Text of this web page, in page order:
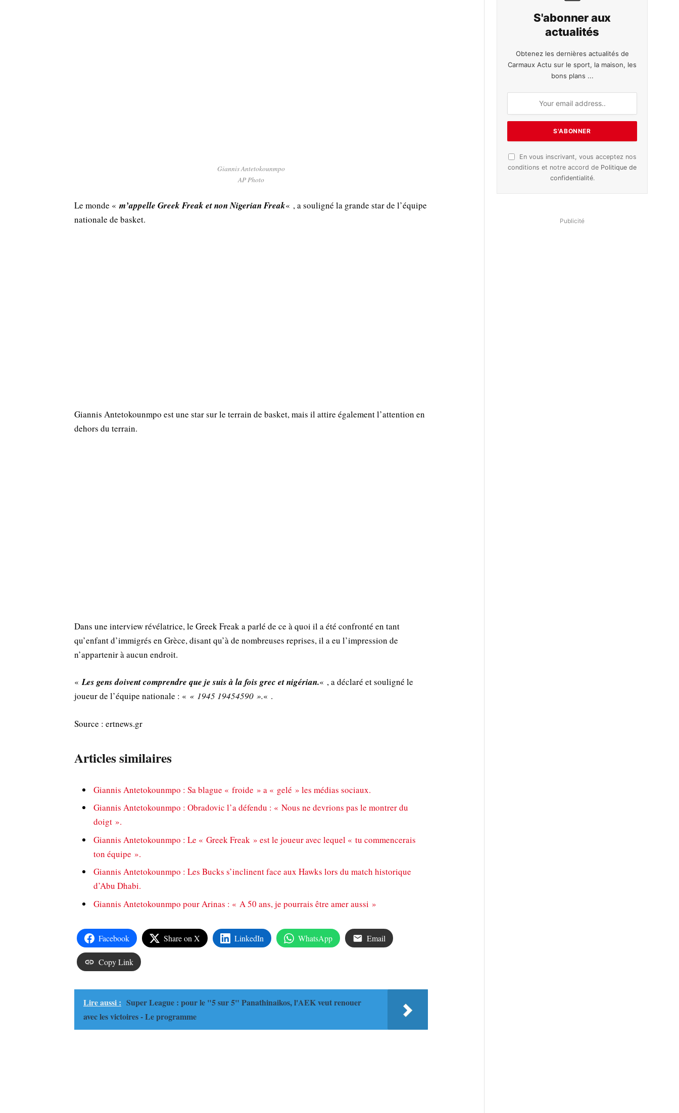
Giannis Antetokounmpo
AP Photo
Le monde «m’appelle Greek Freak et non Nigerian Freak« , a souligné la grande star de l’équipe
nationale de basket.
Giannis Antetokounmpo est une star sur le terrain de basket, mais il attire également l’attention en
dehors du terrain.
Dans une interview révélatrice, le Greek Freak a parlé de ce à quoi il a été confronté en tant
qu’enfant d’immigrés en Grèce, disant qu’à de nombreuses reprises, il a eu l’impression de
n’appartenir à aucun endroit.
«Les gens doivent comprendre que je suis à la fois grec et nigérian.« , a déclaré et souligné le
joueur de l’équipe nationale : « « 1945 19454590 ».« .
Source : ertnews.gr
Articles similaires
Giannis Antetokounmpo : Sa blague « froide » a « gelé » les médias sociaux.
Giannis Antetokounmpo : Obradovic l’a défendu : « Nous ne devrions pas le montrer du
doigt ».
Giannis Antetokounmpo : Le « Greek Freak » est le joueur avec lequel « tu commencerais
ton équipe ».
Giannis Antetokounmpo : Les Bucks s’inclinent face aux Hawks lors du match historique
d’Abu Dhabi.
Giannis Antetokounmpo pour Arinas : « A 50 ans, je pourrais être amer aussi »
Facebook Share on X LinkedIn WhatsApp Email
Copy Link
Lire aussi : Super League : pour le "5 sur 5" Panathinaikos, l'AEK veut renouer
avec les victoires - Le programme
S'abonner aux
actualités
Obtenez les dernières actualités de
Carmaux Actu sur le sport, la maison, les
bons plans ...
En vous inscrivant, vous acceptez nos
conditions et notre accord de Politique de
confidentialité.
Publicité